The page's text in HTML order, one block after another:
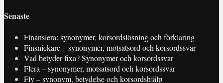
Senaste
Finansiera: synonymer, korsordslösning och förklaring
Finsnickare – synonymer, motsatsord och korsordssvar
Vad betyder fixa? Synonymer och korsordssvar
Flera – synonymer, motsatsord och korsordssvar
Fly – synonym, betydelse och korsordshjälp